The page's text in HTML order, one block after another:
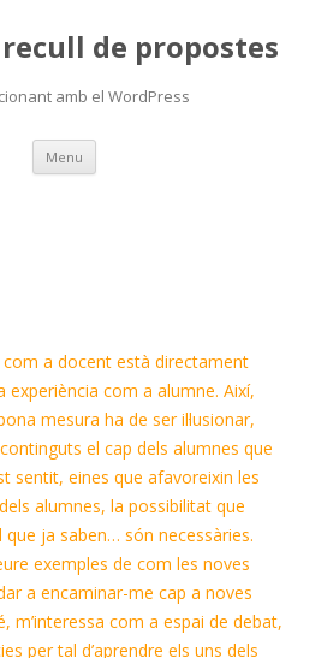
de propostes
amb el WordPress
Menu Skip
content
a docent està directament
experiència com a alumne. Així,
mesura ha de ser il·lusionar,
el cap dels alumnes que
sentit, eines que afavoreixin les
alumnes, la possibilitat que
ja saben… són necessàries.
exemples de com les noves
a encaminar-me cap a noves
m’interessa com a espai de debat,
per tal d’aprendre els uns dels